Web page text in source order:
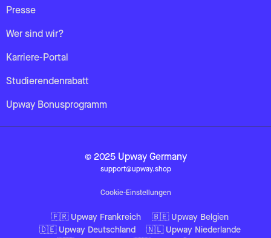
Presse
Wer sind wir?
Karriere-Portal
Studierendenrabatt
Upway Bonusprogramm
© 2025 Upway Germany
support@upway.shop
Cookie-Einstellungen
🇫🇷 Upway Frankreich
🇧🇪 Upway Belgien
🇩🇪 Upway Deutschland
🇳🇱 Upway Niederlande